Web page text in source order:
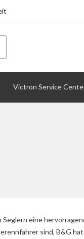
Victron Service
eine
sind, B&G